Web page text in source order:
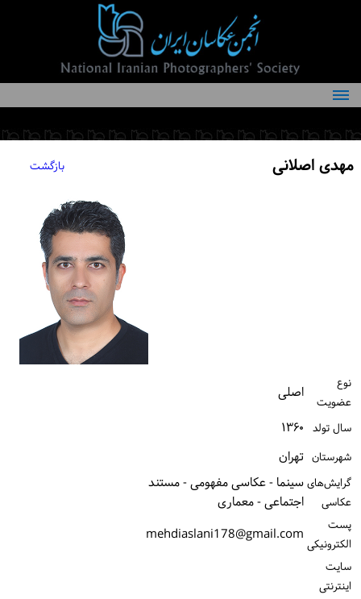
درباره انجمن
کمیته‌های انجمن
مهدی اصلانی بازگشت
نوع
عضویت
اصلی
سال تولد ۱۳۶۰
شهرستان تهران
گرایش‌های
عکاسی
سینما - عکاسی مفهومی - مستند
اجتماعی - معماری
پست
الكترونیكی mehdiaslani178@gmail.com
سایت
اینترنتی